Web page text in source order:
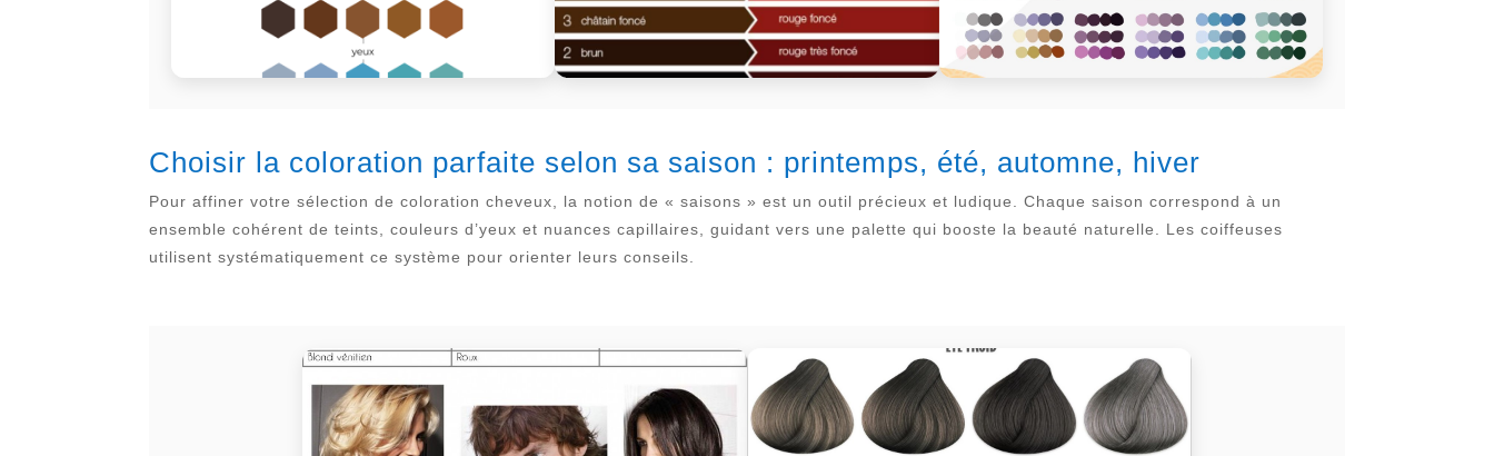
Choisir la coloration parfaite selon sa saison : printemps, été, automne, hiver
Pour affiner votre sélection de coloration cheveux, la notion de « saisons » est un outil précieux et ludique. Chaque saison correspond à un
ensemble cohérent de teints, couleurs d’yeux et nuances capillaires, guidant vers une palette qui booste la beauté naturelle. Les coiffeuses
utilisent systématiquement ce système pour orienter leurs conseils.